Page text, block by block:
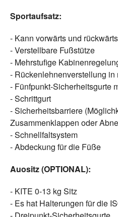
Sportaufsatz:
- Kann vorwärts und
- Verstellbare Fußstütze
- Mehrstufige
- Rückenlehnenverstellung
- Fünfpunkt-Sicherheitsgurte
- Schrittgurt
- Sicherheitsbarriere
Zusammenklappen oder
- Schnellfaltsystem
- Abdeckung für die Füße
Auositz (OPTIONAL):
- KITE 0-13 kg Sitz
- Es hat Halterungen für die